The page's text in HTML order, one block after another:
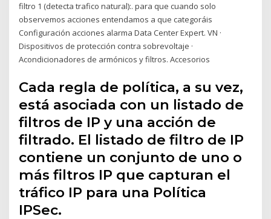
filtro 1 (detecta trafico natural):. para que cuando solo
observemos acciones entendamos a que categoráis
Configuración acciones alarma Data Center Expert. VN ·
Dispositivos de protección contra sobrevoltaje ·
Acondicionadores de armónicos y filtros. Accesorios
Cada regla de política, a su vez,
está asociada con un listado de
filtros de IP y una acción de
filtrado. El listado de filtro de IP
contiene un conjunto de uno o
más filtros IP que capturan el
tráfico IP para una Política
IPSec.